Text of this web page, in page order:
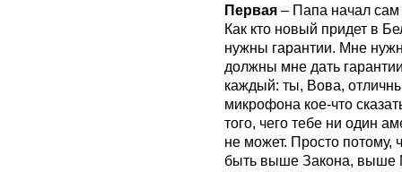
Первая – Папа начал сам
Как кто новый придет в
нужны гарантии. Мне
должны мне дать
каждый: ты, Вова,
микрофона кое-что
того, чего тебе ни один
не может. Просто
быть выше Закона, выше